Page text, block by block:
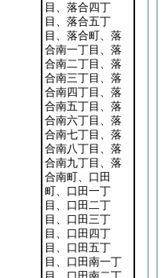
目、落合四丁
目、落合五丁
目、落合町、落
合南一丁目、落
合南二丁目、落
合南三丁目、落
合南四丁目、落
合南五丁目、落
合南六丁目、落
合南七丁目、落
合南八丁目、落
合南九丁目、落
合南町、口田
町、口田一丁
目、口田二丁
目、口田三丁
目、口田四丁
目、口田五丁
目、口田南一丁